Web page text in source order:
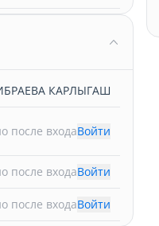
КАРЛЫГАШ
после входаВойти
после входаВойти
после входаВойти